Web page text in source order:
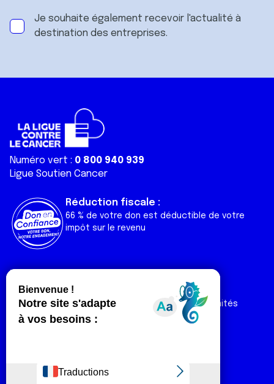
Je souhaite également recevoir l'actualité à
destination des entreprises.
Numéro vert : 0 800 940 939
Ligue Soutien Cancer
Réduction fiscale :
66 % de votre don est déductible de votre
impôt sur le revenu
Liens utiles
Nos actualités
Nos publications
Contact
Espace Ligue & comités
Espace chercheur